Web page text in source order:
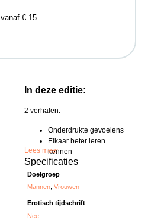
In deze editie:
2 verhalen:
Onderdrukte gevoelens
Elkaar beter leren
kennen
Lees meer
Specificaties
Doelgroep
Mannen,Vrouwen
Erotisch tijdschrift
Nee
vanaf € 15